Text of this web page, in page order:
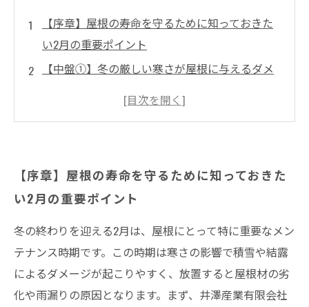
【序章】屋根の寿命を守るために知っておきた
い2月の重要ポイント
【中盤①】冬の厳しい寒さが屋根に与えるダメ
見で大きなトラブルを防ぐ
【結末】屋根の寿命を延ばす2月の対策で快適な
住環境を守ろう
2月こそ屋根点検のベストタイミング！専門家が
教えるチェックリスト
まとめ
【序章】屋根の寿命を守るために知っておきた
い2月の重要ポイント
冬の終わりを迎える2月は、屋根にとって特に重要なメン
テナンス時期です。この時期は寒さの影響で積雪や結露
によるダメージが起こりやすく、放置すると屋根材の劣
化や雨漏りの原因となります。まず、井澤産業有限会社